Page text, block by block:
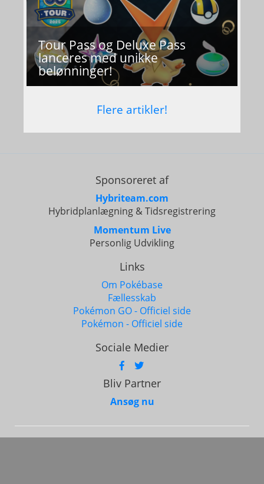
Tour Pass og Deluxe Pass
lanceres med unikke
belønninger!
Flere artikler!
Sponsoreret af
Hybriteam.com
Hybridplanlægning & Tidsregistrering
Momentum Live
Personlig Udvikling
Links
Om Pokébase
Fællesskab
Pokémon GO - Officiel side
Pokémon - Officiel side
Sociale Medier
Bliv Partner
Ansøg nu